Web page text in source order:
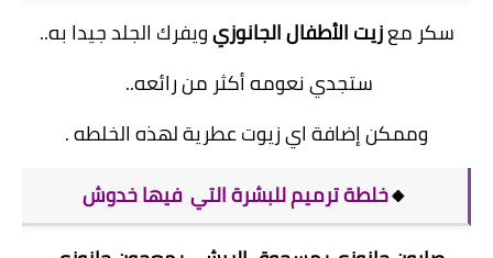
سكر معزيت الأطفال الجانوزيويفرك الجلد جيدا به..
ستجدي نعومه أكثر من رائعه..
وممكن إضافة اي زيوت عطرية لهذه الخلطه .
🔸خلطة ترميم للبشرة التي فيها خدوش